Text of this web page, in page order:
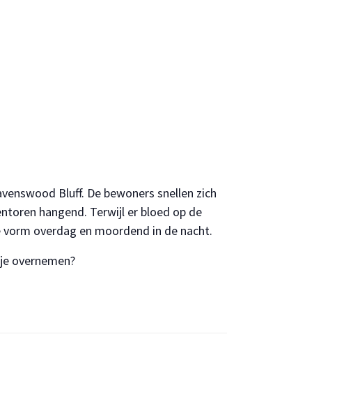
Bluff. De bewoners snellen zich
hangend. Terwijl er bloed op de
overdag en moordend in de nacht.
overnemen?